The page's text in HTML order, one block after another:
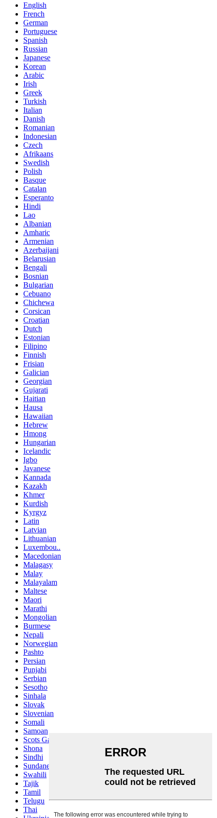
English
French
German
Portuguese
Spanish
Russian
Japanese
Korean
Arabic
Irish
Greek
Turkish
Italian
Danish
Romanian
Indonesian
Czech
Afrikaans
Swedish
Polish
Basque
Catalan
Esperanto
Hindi
Lao
Albanian
Amharic
Armenian
Azerbaijani
Belarusian
Bengali
Bosnian
Bulgarian
Cebuano
Chichewa
Corsican
Croatian
Dutch
Estonian
Filipino
Finnish
Frisian
Galician
Georgian
Gujarati
Haitian
Hausa
Hawaiian
Hebrew
Hmong
Hungarian
Icelandic
Igbo
Javanese
Kannada
Kazakh
Khmer
Kurdish
Kyrgyz
Latin
Latvian
Lithuanian
Luxembou..
Macedonian
Malagasy
Malay
Malayalam
Maltese
Maori
Marathi
Mongolian
Burmese
Nepali
Norwegian
Pashto
Persian
Punjabi
Serbian
Sesotho
Sinhala
Slovak
Slovenian
Somali
Samoan
Scots Gaelic
Shona
Sindhi
Sundanese
Swahili
Tajik
Tamil
Telugu
Thai